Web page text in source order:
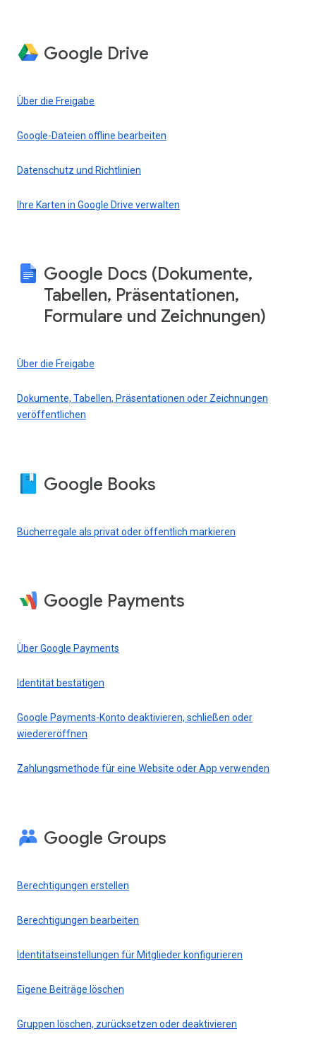
Google Drive
Über die Freigabe
Google-Dateien offline bearbeiten
Datenschutz und Richtlinien
Ihre Karten in Google Drive verwalten
Google Docs (Dokumente,
Tabellen, Präsentationen,
Formulare und Zeichnungen)
Über die Freigabe
Dokumente, Tabellen, Präsentationen oder Zeichnungen
veröffentlichen
Google Books
Bücherregale als privat oder öffentlich markieren
Google Payments
Über Google Payments
Identität bestätigen
Google Payments-Konto deaktivieren, schließen oder
wiedereröffnen
Zahlungsmethode für eine Website oder App verwenden
Google Groups
Berechtigungen erstellen
Berechtigungen bearbeiten
Identitätseinstellungen für Mitglieder konfigurieren
Eigene Beiträge löschen
Gruppen löschen, zurücksetzen oder deaktivieren